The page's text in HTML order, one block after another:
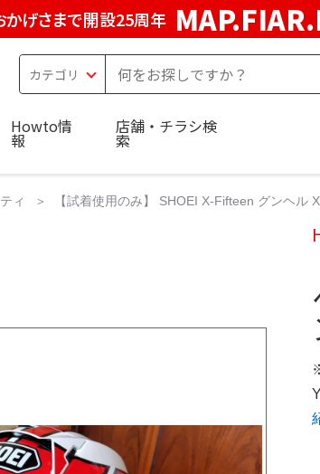
かげさまで開設25周年
Howto情
報
店舗・チラシ検
索
ィ 【試着使用のみ】 SHOEI X-Fifteen グンヘ